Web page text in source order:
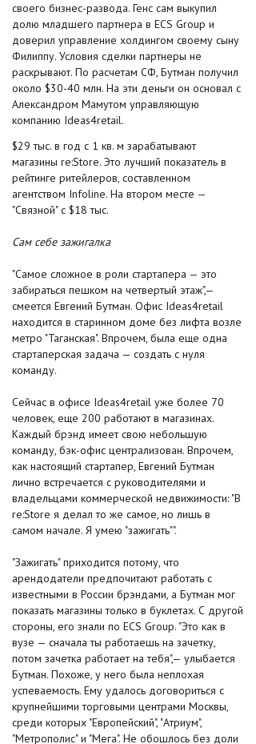
своего бизнес-развода. Генс сам выкупил
долю младшего партнера в ECS Group и
доверил управление холдингом своему сыну
Филиппу. Условия сделки партнеры не
раскрывают. По расчетам СФ, Бутман получил
около $30-40 млн. На эти деньги он основал с
Александром Мамутом управляющую
компанию Ideas4retail.
$29 тыс. в год с 1 кв. м зарабатывают
магазины re:Store. Это лучший показатель в
рейтинге ритейлеров, составленном
агентством Infoline. На втором месте —
"Связной" с $18 тыс.
Сам себе зажигалка
"Самое сложное в роли стартапера — это
забираться пешком на четвертый этаж",—
смеется Евгений Бутман. Офис Ideas4retail
находится в старинном доме без лифта возле
метро "Таганская". Впрочем, была еще одна
стартаперская задача — создать с нуля
команду.
Сейчас в офисе Ideas4retail уже более 70
человек, еще 200 работают в магазинах.
Каждый брэнд имеет свою небольшую
команду, бэк-офис централизован. Впрочем,
как настоящий стартапер, Евгений Бутман
лично встречается с руководителями и
владельцами коммерческой недвижимости: "В
re:Store я делал то же самое, но лишь в
самом начале. Я умею "зажигать"".
"Зажигать" приходится потому, что
арендодатели предпочитают работать с
известными в России брэндами, а Бутман мог
показать магазины только в буклетах. С другой
стороны, его знали по ECS Group. "Это как в
вузе — сначала ты работаешь на зачетку,
потом зачетка работает на тебя",— улыбается
Бутман. Похоже, у него была неплохая
успеваемость. Ему удалось договориться с
крупнейшими торговыми центрами Москвы,
среди которых "Европейский", "Атриум",
"Метрополис" и "Мега". Не обошлось без доли